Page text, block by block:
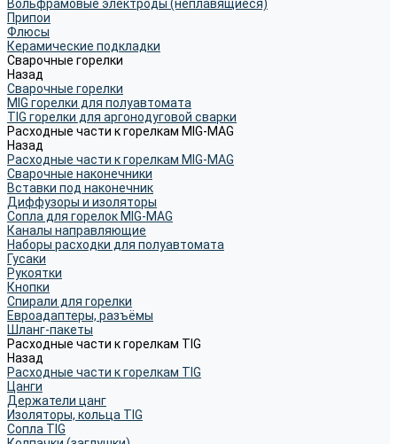
Вольфрамовые электроды (неплавящиеся)
Припои
Флюсы
Керамические подкладки
Сварочные горелки
Назад
Сварочные горелки
MIG горелки для полуавтомата
TIG горелки для аргонодуговой сварки
Расходные части к горелкам MIG-MAG
Назад
Расходные части к горелкам MIG-MAG
Сварочные наконечники
Вставки под наконечник
Диффузоры и изоляторы
Сопла для горелок MIG-MAG
Каналы направляющие
Наборы расходки для полуавтомата
Гусаки
Рукоятки
Кнопки
Спирали для горелки
Евроадаптеры, разъёмы
Шланг-пакеты
Расходные части к горелкам TIG
Назад
Расходные части к горелкам TIG
Цанги
Держатели цанг
Изоляторы, кольца TIG
Сопла TIG